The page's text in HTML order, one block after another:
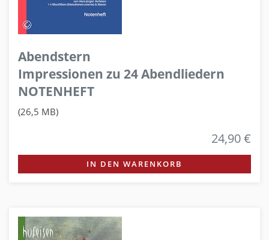
Abendstern
Impressionen zu 24 Abendliedern
NOTENHEFT
(26,5 MB)
24,90 €
IN DEN WARENKORB